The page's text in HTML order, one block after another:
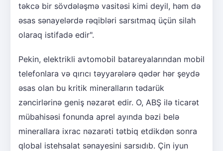
təkcə bir sövdələşmə vasitəsi kimi deyil, həm də
əsas sənayelərdə rəqibləri sarsıtmaq üçün silah
olaraq istifadə edir".
Pekin, elektrikli avtomobil batareyalarından mobil
telefonlara və qırıcı təyyarələrə qədər hər şeydə
əsas olan bu kritik mineralların tədarük
zəncirlərinə geniş nəzarət edir. O, ABŞ ilə ticarət
mübahisəsi fonunda aprel ayında bəzi belə
minerallara ixrac nəzarəti tətbiq etdikdən sonra
qlobal istehsalat sənayesini sarsıdıb. Çin iyun